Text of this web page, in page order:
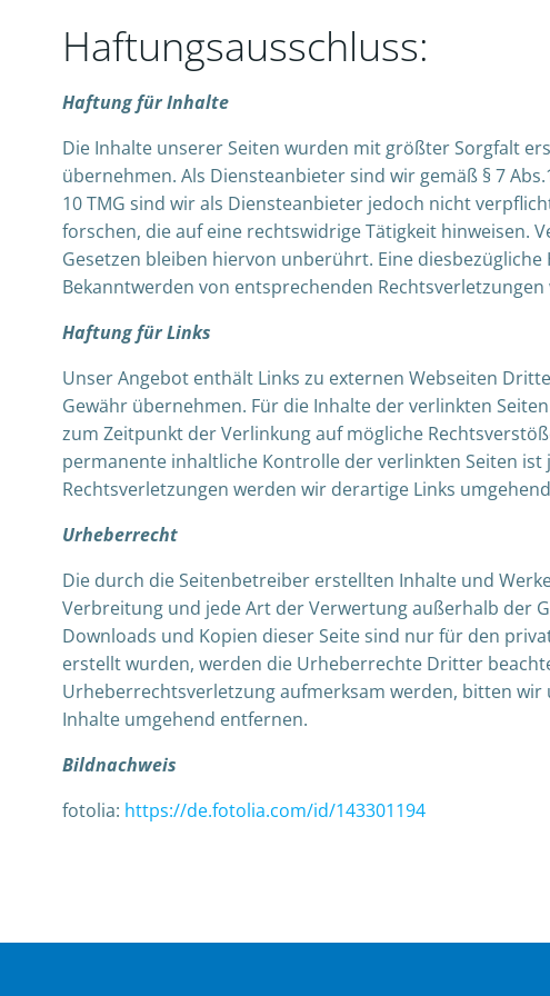
Haftungsausschluss:
Haftung für Inhalte
Die Inhalte unserer Seiten wurden mit größter Sorgfalt
übernehmen. Als Diensteanbieter sind wir gemäß § 7
10 TMG sind wir als Diensteanbieter jedoch nicht
forschen, die auf eine rechtswidrige Tätigkeit hinweisen.
Gesetzen bleiben hiervon unberührt. Eine
Bekanntwerden von entsprechenden
Haftung für Links
Unser Angebot enthält Links zu externen Webseiten
Gewähr übernehmen. Für die Inhalte der verlinkten
zum Zeitpunkt der Verlinkung auf mögliche
permanente inhaltliche Kontrolle der verlinkten Seiten
Rechtsverletzungen werden wir derartige Links
Urheberrecht
Die durch die Seitenbetreiber erstellten Inhalte und
Verbreitung und jede Art der Verwertung außerhalb der
Downloads und Kopien dieser Seite sind nur für den
erstellt wurden, werden die Urheberrechte Dritter
Urheberrechtsverletzung aufmerksam werden, bitten
Inhalte umgehend entfernen.
Bildnachweis
fotolia: https://de.fotolia.com/id/143301194